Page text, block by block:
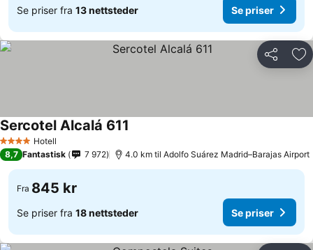
Se priser fra 13 nettsteder Se priser
Del
4 StjernerHotell
Sercotel Alcalá 611
8,7 Fantastisk 7 972 4.0 km til Adolfo Suárez Madrid–Barajas Airport
Fra 845 kr
Se priser fra 18 nettsteder Se priser